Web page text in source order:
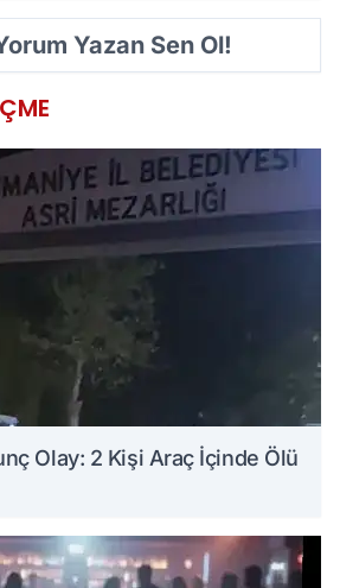
Yazan Sen Ol!
Olay: 2 Kişi Araç İçinde Ölü